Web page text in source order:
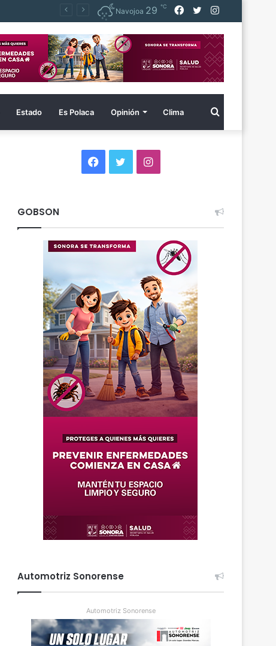
Instagram
Twitter
Facebook
Navojoa 29 ℃
Estado Es Polaca Opinión Clima Buscar
Facebook
TwitterInstagram
GOBSON
Automotriz Sonorense
Automotriz Sonorense